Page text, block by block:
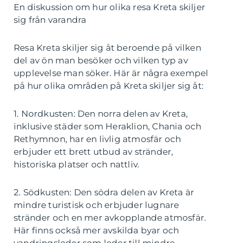
En diskussion om hur olika resa Kreta skiljer
sig från varandra
Resa Kreta skiljer sig åt beroende på vilken
del av ön man besöker och vilken typ av
upplevelse man söker. Här är några exempel
på hur olika områden på Kreta skiljer sig åt:
1. Nordkusten: Den norra delen av Kreta,
inklusive städer som Heraklion, Chania och
Rethymnon, har en livlig atmosfär och
erbjuder ett brett utbud av stränder,
historiska platser och nattliv.
2. Södkusten: Den södra delen av Kreta är
mindre turistisk och erbjuder lugnare
stränder och en mer avkopplande atmosfär.
Här finns också mer avskilda byar och